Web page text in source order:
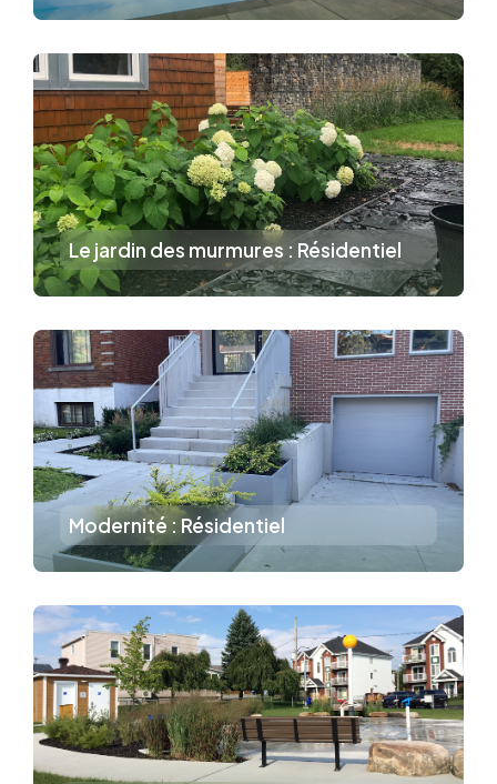
Le jardin des murmures : Résidentiel
Modernité : Résidentiel